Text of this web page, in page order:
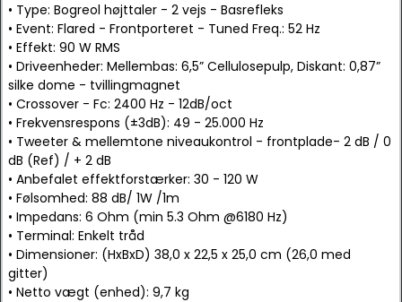
• Type: Bogreol højttaler - 2 vejs - Basrefleks
• Event: Flared - Frontporteret - Tuned Freq.: 52 Hz
• Effekt: 90 W RMS
• Driveenheder: Mellembas: 6,5” Cellulosepulp, Diskant: 0,87”
silke dome - tvillingmagnet
• Crossover - Fc: 2400 Hz - 12dB/oct
• Frekvensrespons (±3dB): 49 - 25.000 Hz
• Tweeter & mellemtone niveaukontrol - frontplade- 2 dB / 0
dB (Ref) / + 2 dB
• Anbefalet effektforstærker: 30 - 120 W
• Følsomhed: 88 dB/ 1W /1m
• Impedans: 6 Ohm (min 5.3 Ohm @6180 Hz)
• Terminal: Enkelt tråd
• Dimensioner: (HxBxD) 38,0 x 22,5 x 25,0 cm (26,0 med
gitter)
• Netto vægt (enhed): 9,7 kg